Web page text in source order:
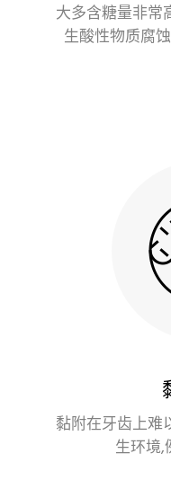
大多含糖量非常
生酸性物质腐
黏附在牙齿上难
生环境,